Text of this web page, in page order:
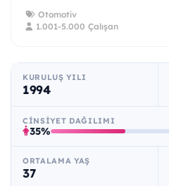
Otomotiv
1.001-5.000 Çalışan
KURULUŞ YILI
1994
CINSIYET DAĞILIMI
35%
ORTALAMA YAŞ
37